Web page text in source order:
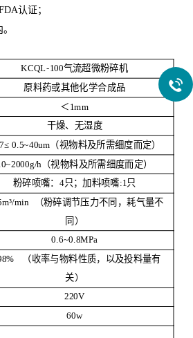
认证；
+
KCQL-100气流超微粉碎机
原料药或其他化学合成品
＜1mm
干燥、无湿度
≤ 0.5~40um（视物料及所需细度而定）
h （视物料及所需细度而定）
粉碎喷嘴：4只；加料喷嘴:1只
³/min （粉碎调节压力不同，耗气量不
同）
0.6~0.8MPa
（收率与物料性质，以及投料量有
关）
220V
60w